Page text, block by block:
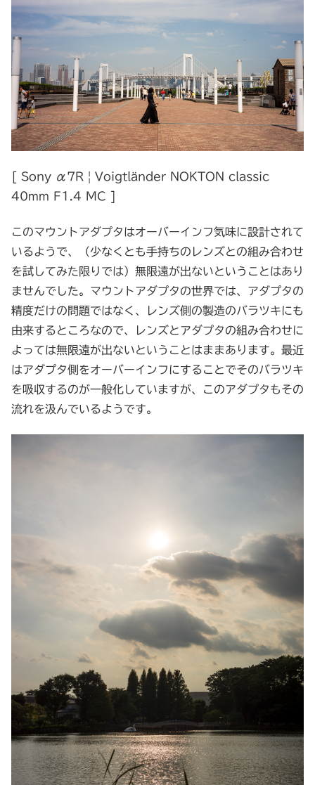
[ Sony α7R | Voigtländer NOKTON classic
40mm F1.4 MC ]
このマウントアダプタはオーバーインフ気味に設計されて
いるようで、（少なくとも手持ちのレンズとの組み合わせ
を試してみた限りでは）無限遠が出ないということはあり
ませんでした。マウントアダプタの世界では、アダプタの
精度だけの問題ではなく、レンズ側の製造のバラツキにも
由来するところなので、レンズとアダプタの組み合わせに
よっては無限遠が出ないということはままあります。最近
はアダプタ側をオーバーインフにすることでそのバラツキ
を吸収するのが一般化していますが、このアダプタもその
流れを汲んでいるようです。